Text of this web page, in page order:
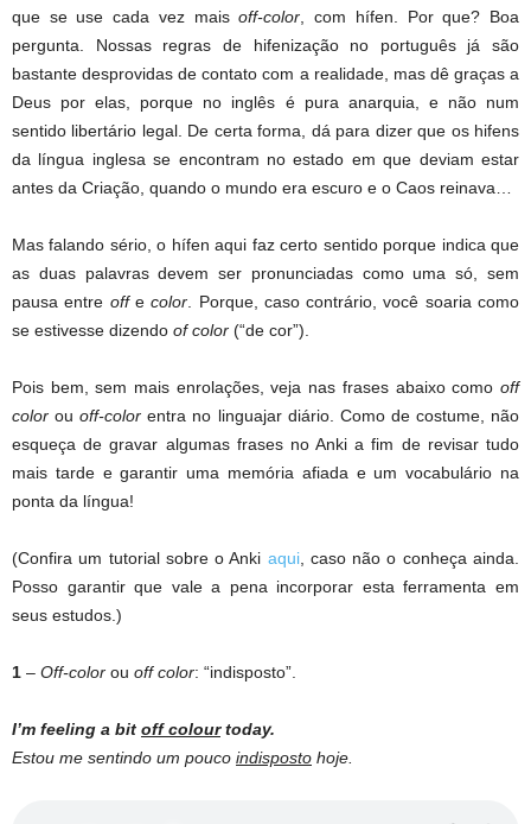
que se use cada vez maisoff-color , com hífen. Por que? Boa
pergunta. Nossas regras de hifenização no português já são
bastante desprovidas de contato com a realidade, mas dê graças a
Deus por elas, porque no inglês é pura anarquia, e não num
sentido libertário legal. De certa forma, dá para dizer que os hifens
da língua inglesa se encontram no estado em que deviam estar
antes da Criação, quando o mundo era escuro e o Caos reinava…
Mas falando sério, o hífen aqui faz certo sentido porque indica que
as duas palavras devem ser pronunciadas como uma só, sem
pausa entre offecolor . Porque, caso contrário, você soaria como
se estivesse dizendo of color (“de cor”).
Pois bem, sem mais enrolações, veja nas frases abaixo como off
colorouoff-colorentra no linguajar diário. Como de costume, não
esqueça de gravar algumas frases no Anki a fim de revisar tudo
mais tarde e garantir uma memória afiada e um vocabulário na
ponta da língua!
(Confira um tutorial sobre o Anki aqui, caso não o conheça ainda.
Posso garantir que vale a pena incorporar esta ferramenta em
seus estudos.)
1 – Off-color ou off color: “indisposto”.
I’m feeling a bit off colourtoday.
Estou me sentindo um pouco indisposto hoje.